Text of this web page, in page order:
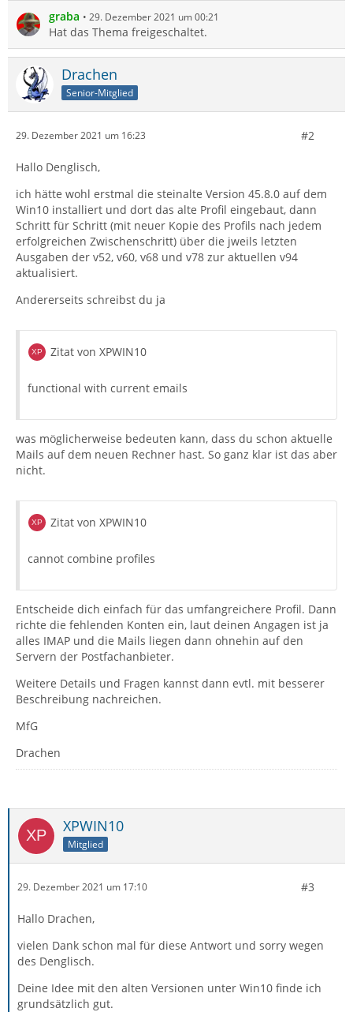
graba 29. Dezember 2021 um 00:21
Hat das Thema freigeschaltet.
Drachen
Senior-Mitglied
29. Dezember 2021 um 16:23 #2
Hallo Denglisch,
ich hätte wohl erstmal die steinalte Version 45.8.0 auf dem
Win10 installiert und dort das alte Profil eingebaut, dann
Schritt für Schritt (mit neuer Kopie des Profils nach jedem
erfolgreichen Zwischenschritt) über die jweils letzten
Ausgaben der v52, v60, v68 und v78 zur aktuellen v94
aktualisiert.
Andererseits schreibst du ja
Zitat von XPWIN10
functional with current emails
was möglicherweise bedeuten kann, dass du schon aktuelle
Mails auf dem neuen Rechner hast. So ganz klar ist das aber
nicht.
Zitat von XPWIN10
cannot combine profiles
Entscheide dich einfach für das umfangreichere Profil. Dann
richte die fehlenden Konten ein, laut deinen Angagen ist ja
alles IMAP und die Mails liegen dann ohnehin auf den
Servern der Postfachanbieter.
Weitere Details und Fragen kannst dann evtl. mit besserer
Beschreibung nachreichen.
MfG
Drachen
XPWIN10
Mitglied
29. Dezember 2021 um 17:10 #3
Hallo Drachen,
vielen Dank schon mal für diese Antwort und sorry wegen
des Denglisch.
Deine Idee mit den alten Versionen unter Win10 finde ich
grundsätzlich gut.